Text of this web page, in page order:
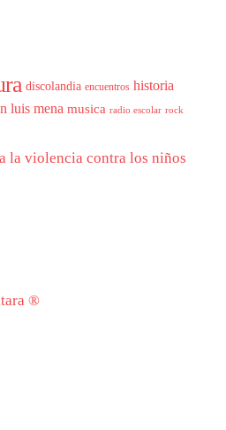
discolandia encuentros historia
luis mena musica radio escolar rock